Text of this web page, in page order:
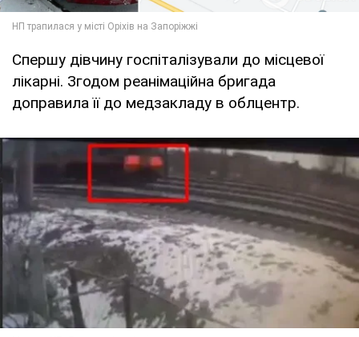
Спершу дівчину госпіталізували до місцевої
лікарні. Згодом реанімаційна бригада
доправила її до медзакладу в облцентр.